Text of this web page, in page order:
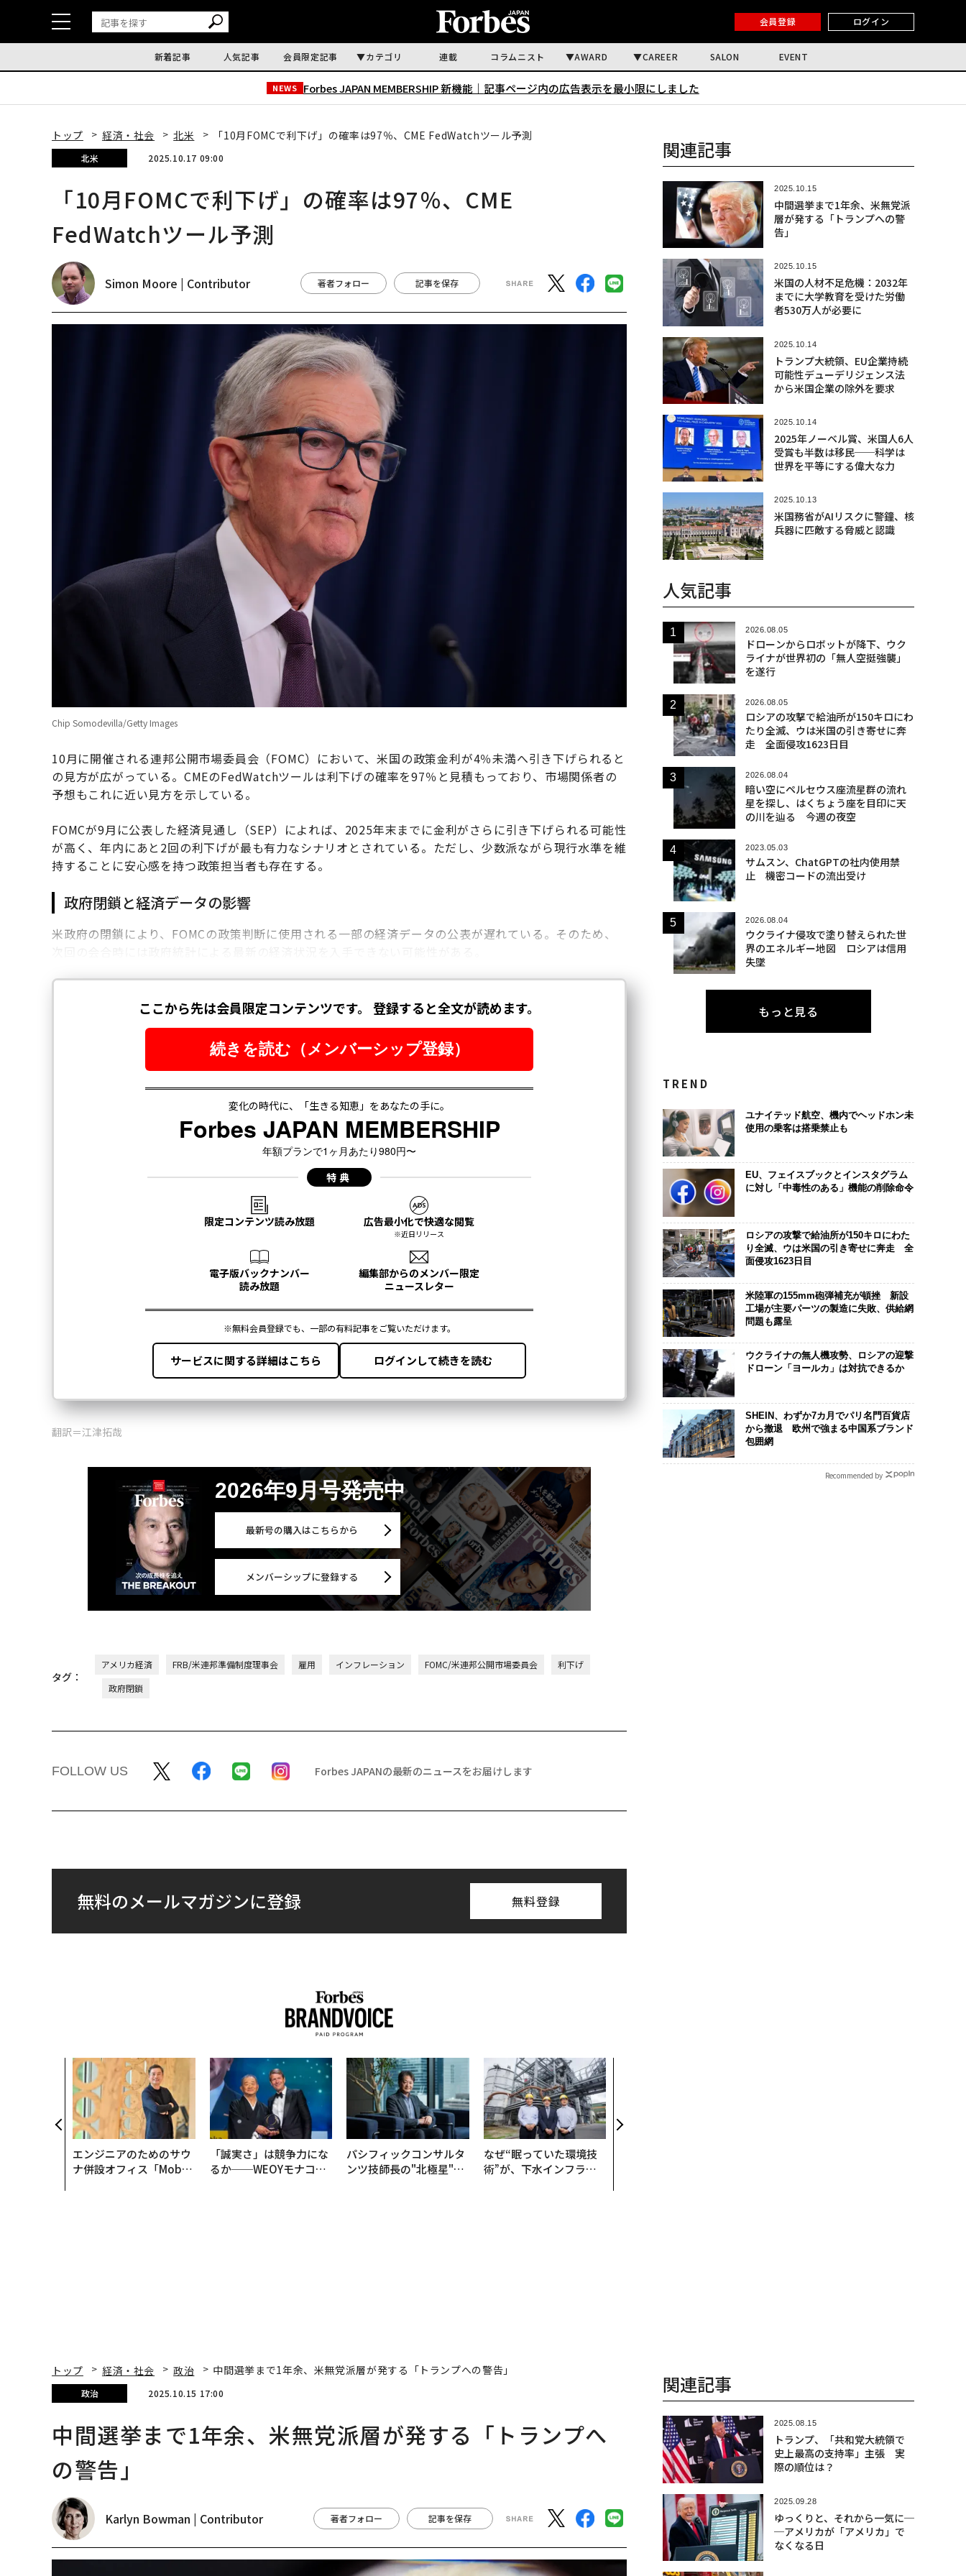
会員登録 ログイン
新着記事 人気記事 会員限定記事 カテゴリ 連載 コラムニスト AWARD CAREER SALON EVENT
NEWS Forbes JAPAN MEMBERSHIP 新機能｜ 記事ページ内の広告表示を最小限にしました
トップ 経済・社会 北米 「10月FOMCで利下げ」の確率は97％、CME FedWatchツール予測
北米 2025.10.17 09:00
「10月FOMCで利下げ」の確率は97％、CME
FedWatchツール予測
Simon Moore | Contributor 著者フォロー 記事を保存
Chip Somodevilla/Getty Images
10月に開催される連邦公開市場委員会（FOMC）において、米国の政策金利が4％未満へ引き下げられると
の見方が広がっている。CMEのFedWatchツールは利下げの確率を97％と見積もっており、市場関係者の
予想もこれに近い見方を示している。
FOMCが9月に公表した経済見通し（SEP）によれば、2025年末までに金利がさらに引き下げられる可能性
が高く、年内にあと2回の利下げが最も有力なシナリオとされている。ただし、少数派ながら現行水準を維
持することに安心感を持つ政策担当者も存在する。
政府閉鎖と経済データの影響
米政府の閉鎖により、FOMCの政策判断に使用される一部の経済データの公表が遅れている。そのため、
翻訳＝江津拓哉
2026年9月号発売中
最新号の購入はこちらから
メンバーシップに登録する
タグ：
アメリカ経済 FRB/米連邦準備制度理事会 雇用 インフレーション FOMC/米連邦公開市場委員会
利下げ
政府閉鎖
FOLLOW US Forbes JAPANの最新のニュースをお届けします
無料のメールマガジンに登録 無料登録
エンジニアのためのサウ
ナ併設オフィス「Mobiu
「誠実さ」は競争力にな
るか──WEOYモナコで
パシフィックコンサルタ
ンツ技師長の"北極星"。
なぜ“眠っていた環境技
術”が、下水インフラを
ビジネス×PwC】
関連記事
2025.10.15
中間選挙まで1年余、米無党派
層が発する「トランプへの警
告」
2025.10.15
米国の人材不足危機：2032年
までに大学教育を受けた労働
者530万人が必要に
2025.10.14
トランプ大統領、EU企業持続
可能性デューデリジェンス法
から米国企業の除外を要求
2025.10.14
2025年ノーベル賞、米国人6人
受賞も半数は移民──科学は
世界を平等にする偉大な力
2025.10.13
米国務省がAIリスクに警鐘、核
兵器に匹敵する脅威と認識
人気記事
2026.08.05
ドローンからロボットが降下、ウク
ライナが世界初の「無人空挺強襲」
を遂行
2026.08.05
ロシアの攻撃で給油所が150キロにわ
たり全滅、ウは米国の引き寄せに奔
走 全面侵攻1623日目
2026.08.04
暗い空にペルセウス座流星群の流れ
星を探し、はくちょう座を目印に天
の川を辿る 今週の夜空
2023.05.03
サムスン、ChatGPTの社内使用禁
止 機密コードの流出受け
2026.08.04
ウクライナ侵攻で塗り替えられた世
界のエネルギー地図 ロシアは信用
失墜
もっと見る
TREND
ユナイテッド航空、機内でヘッドホン未
使用の乗客は搭乗禁止も
EU、フェイスブックとインスタグラム
に対し「中毒性のある」機能の削除命令
ロシアの攻撃で給油所が150キロにわた
り全滅、ウは米国の引き寄せに奔走 全
面侵攻1623日目
米陸軍の155mm砲弾補充が頓挫 新設
工場が主要パーツの製造に失敗、供給網
問題も露呈
ウクライナの無人機攻勢、ロシアの迎撃
ドローン「ヨールカ」は対抗できるか
SHEIN、わずか7カ月でパリ名門百貨店
から撤退 欧州で強まる中国系ブランド
包囲網
Recommended by
トップ 経済・社会 政治 中間選挙まで1年余、米無党派層が発する「トランプへの警告」
政治 2025.10.15 17:00
中間選挙まで1年余、米無党派層が発する「トランプへ
の警告」
Karlyn Bowman | Contributor 著者フォロー 記事を保存
関連記事
2025.08.15
トランプ、「共和党大統領で
史上最高の支持率」主張 実
際の順位は？
2025.09.28
ゆっくりと、それから一気に─
─アメリカが「アメリカ」で
なくなる日